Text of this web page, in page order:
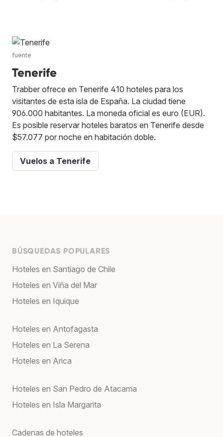
fuente
Tenerife
Trabber ofrece en Tenerife 410 hoteles para los
visitantes de esta isla de España. La ciudad tiene
906.000 habitantes. La moneda oficial es euro (EUR).
Es posible reservar hoteles baratos en Tenerife desde
$57.077 por noche en habitación doble.
Vuelos a Tenerife
BÚSQUEDAS POPULARES
Hoteles en Santiago de Chile
Hoteles en Viña del Mar
Hoteles en Iquique
Hoteles en Antofagasta
Hoteles en La Serena
Hoteles en Arica
Hoteles en San Pedro de Atacama
Hoteles en Isla Margarita
Cadenas de hoteles